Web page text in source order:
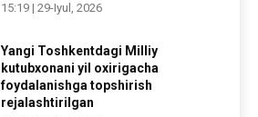
15:19 | 29-Iyul, 2026
Yangi Toshkentdagi Milliy
kutubxonani yil oxirigacha
foydalanishga topshirish
rejalashtirilgan